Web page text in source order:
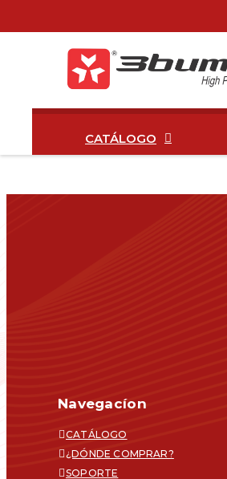
CATÁLOGO
Navegacíon
CATÁLOGO
¿DÓNDE COMPRAR?
SOPORTE